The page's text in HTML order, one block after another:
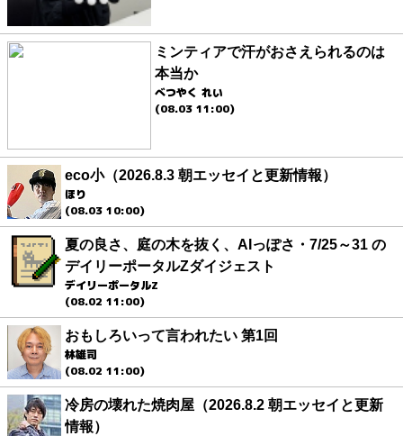
ミンティアで汗がおさえられるのは
本当か
べつやく れい
(08.03 11:00)
eco小（2026.8.3 朝エッセイと更新情報）
ほり
(08.03 10:00)
夏の良さ、庭の木を抜く、AIっぽさ・7/25～31 の
デイリーポータルZダイジェスト
デイリーポータルZ
(08.02 11:00)
おもしろいって言われたい 第1回
林雄司
(08.02 11:00)
冷房の壊れた焼肉屋（2026.8.2 朝エッセイと更新
情報）